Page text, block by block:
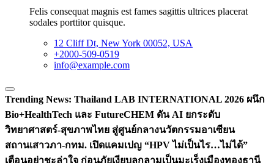
Felis consequat magnis est fames sagittis ultrices placerat
sodales porttitor quisque.
12 Cliff Dt, New York 00052, USA
+2000-509-0519
info@example.com
Trending News: Thailand LAB INTERNATIONAL 2026 ผนึก
Bio+HealthTech และ FutureCHEM ดัน AI ยกระดับ
วิทยาศาสตร์-สุขภาพไทย สู่ศูนย์กลางนวัตกรรมอาเซียน
สถานเสาวภา-กทม. เปิดแคมเปญ “HPV ไม่เป็นไร…ไม่ได้”
เตือนอย่าชะล่าใจ ก่อนภัยเงียบลุกลามเป็นมะเร็งเมืองทองธานี